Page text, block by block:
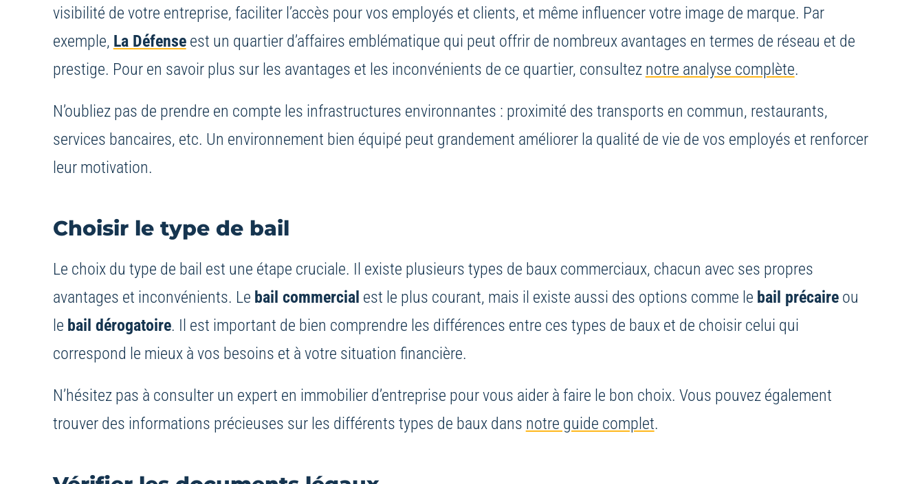
visibilité de votre entreprise, faciliter l’accès pour vos employés et clients, et même influencer votre image de marque. Par
exemple, La Défenseest un quartier d’affaires emblématique qui peut offrir de nombreux avantages en termes de réseau et de
prestige. Pour en savoir plus sur les avantages et les inconvénients de ce quartier, consultez notre analyse complète.
N’oubliez pas de prendre en compte les infrastructures environnantes : proximité des transports en commun, restaurants,
services bancaires, etc. Un environnement bien équipé peut grandement améliorer la qualité de vie de vos employés et renforcer
leur motivation.
Choisir le type de bail
Le choix du type de bail est une étape cruciale. Il existe plusieurs types de baux commerciaux, chacun avec ses propres
avantages et inconvénients. Le bail commercial est le plus courant, mais il existe aussi des options comme le bail précaireou
le bail dérogatoire. Il est important de bien comprendre les différences entre ces types de baux et de choisir celui qui
correspond le mieux à vos besoins et à votre situation financière.
N’hésitez pas à consulter un expert en immobilier d’entreprise pour vous aider à faire le bon choix. Vous pouvez également
trouver des informations précieuses sur les différents types de baux dans notre guide complet.